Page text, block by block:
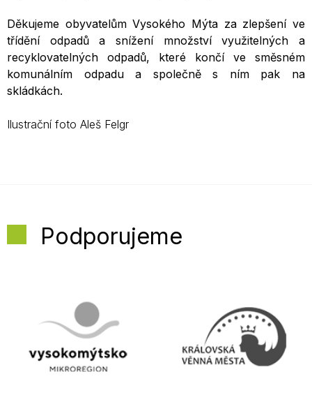
Děkujeme obyvatelům Vysokého Mýta za zlepšení ve
třídění odpadů a snížení množství využitelných a
recyklovatelných odpadů, které končí ve směsném
komunálním odpadu a společně s ním pak na
skládkách.
Ilustrační foto Aleš Felgr
Podporujeme